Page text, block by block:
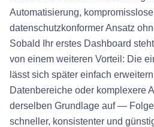
Automatisierung,
datenschutzkonformer Ansatz
Sobald Ihr erstes Dashboard
von einem weiteren Vorteil: Die
lässt sich später einfach
Datenbereiche oder komplexere
derselben Grundlage auf —
schneller, konsistenter und